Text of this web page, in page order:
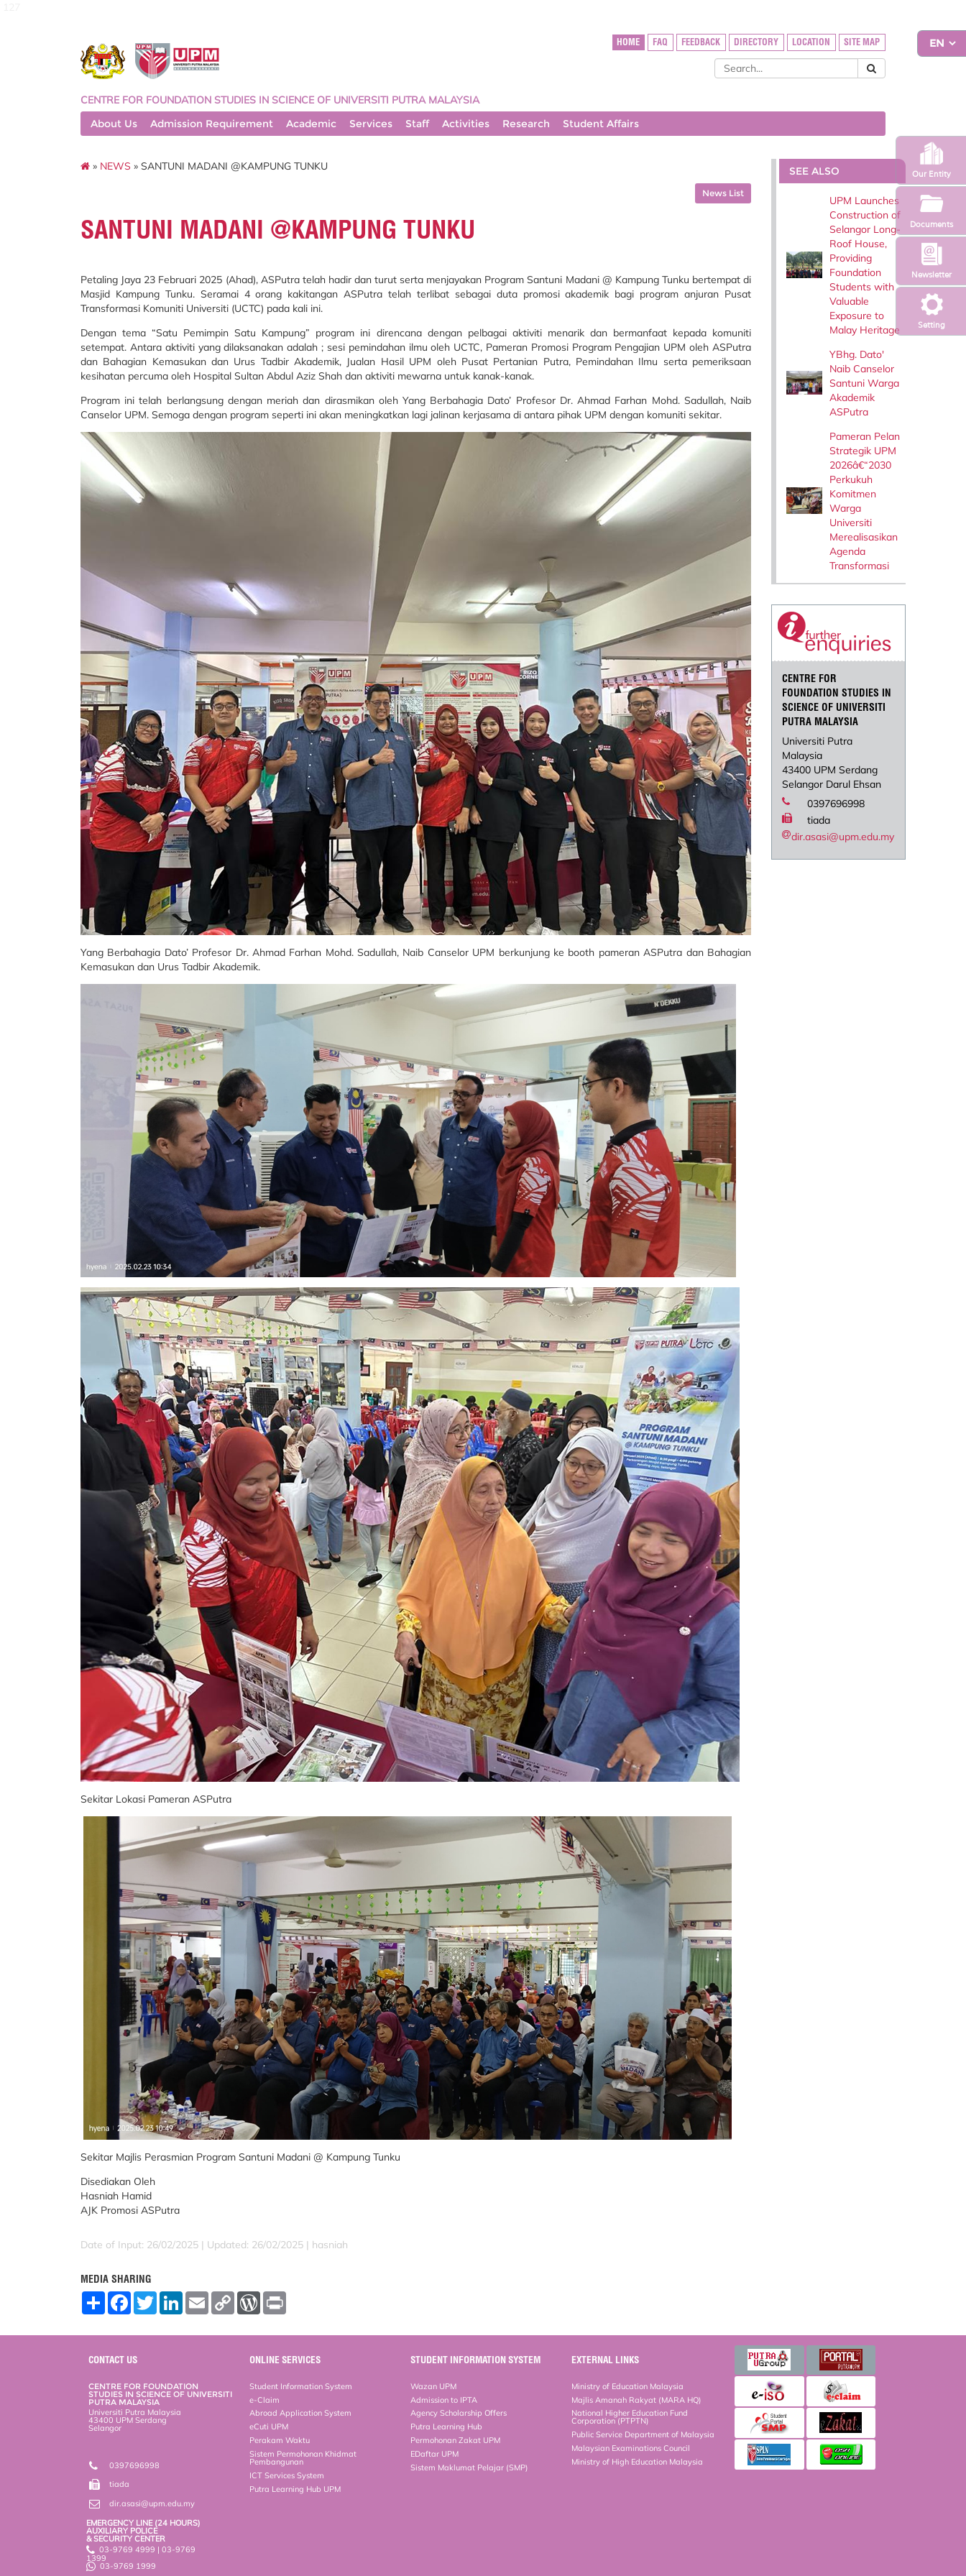
Setting
Newsletter
Our Entity
Documents
HOME FAQ FEEDBACK DIRECTORY LOCATION SITE MAP
CENTRE FOR FOUNDATION STUDIES IN SCIENCE OF UNIVERSITI PUTRA MALAYSIA
About Us
Admission Requirement Academic Services Staff Activities Research Student Affairs
» NEWS » SANTUNI MADANI @KAMPUNG TUNKU
News List
SANTUNI MADANI @KAMPUNG TUNKU
Petaling Jaya 23 Februari 2025 (Ahad), ASPutra telah hadir dan turut serta menjayakan Program Santuni Madani @ Kampung Tunku bertempat di
Masjid Kampung Tunku. Seramai 4 orang kakitangan ASPutra telah terlibat sebagai duta promosi akademik bagi program anjuran Pusat
Transformasi Komuniti Universiti (UCTC) pada kali ini.
Dengan tema “Satu Pemimpin Satu Kampung” program ini direncana dengan pelbagai aktiviti menarik dan bermanfaat kepada komuniti
setempat. Antara aktiviti yang dilaksanakan adalah ; sesi pemindahan ilmu oleh UCTC, Pameran Promosi Program Pengajian UPM oleh ASPutra
dan Bahagian Kemasukan dan Urus Tadbir Akademik, Jualan Hasil UPM oleh Pusat Pertanian Putra, Pemindahan Ilmu serta pemeriksaan
kesihatan percuma oleh Hospital Sultan Abdul Aziz Shah dan aktiviti mewarna untuk kanak-kanak.
Program ini telah berlangsung dengan meriah dan dirasmikan oleh Yang Berbahagia Dato’ Profesor Dr. Ahmad Farhan Mohd. Sadullah, Naib
Canselor UPM. Semoga dengan program seperti ini akan meningkatkan lagi jalinan kerjasama di antara pihak UPM dengan komuniti sekitar.
Yang Berbahagia Dato’ Profesor Dr. Ahmad Farhan Mohd. Sadullah, Naib Canselor UPM berkunjung ke booth pameran ASPutra dan Bahagian
Kemasukan dan Urus Tadbir Akademik.
Sekitar Lokasi Pameran ASPutra
Sekitar Majlis Perasmian Program Santuni Madani @ Kampung Tunku
Disediakan Oleh
Hasniah Hamid
AJK Promosi ASPutra
Date of Input: 26/02/2025 | Updated: 26/02/2025 | hasniah
MEDIA SHARING
S
F
o
o
T
w
L
E
m
C
W
r
e
s
SEE ALSO
UPM Launches
Construction of
Selangor Long-
Roof House,
Providing
Foundation
Students with
Valuable
Exposure to
Malay Heritage
YBhg. Dato'
Naib Canselor
Santuni Warga
Akademik
ASPutra
Pameran Pelan
Strategik UPM
2026â€“2030
Perkukuh
Komitmen
Warga
Universiti
Merealisasikan
Agenda
Transformasi
CENTRE FOR
FOUNDATION STUDIES IN
SCIENCE OF UNIVERSITI
PUTRA MALAYSIA
Universiti Putra
Malaysia
43400 UPM Serdang
Selangor Darul Ehsan
0397696998
tiada
dir.asasi@upm.edu.my
CONTACT US
CENTRE FOR FOUNDATION
STUDIES IN SCIENCE OF UNIVERSITI
PUTRA MALAYSIA
Universiti Putra Malaysia
43400 UPM Serdang
Selangor
0397696998
tiada
dir.asasi@upm.edu.my
EMERGENCY LINE (24 HOURS)
AUXILIARY POLICE
& SECURITY CENTER
03-9769 4999 | 03-9769
1399
03-9769 1999
ONLINE SERVICES
Student Information System
e-Claim
Abroad Application System
eCuti UPM
Perakam Waktu
Sistem Permohonan Khidmat
Pembangunan
ICT Services System
Putra Learning Hub UPM
STUDENT INFORMATION SYSTEM
Wazan UPM
Admission to IPTA
Agency Scholarship Offers
Putra Learning Hub
Permohonan Zakat UPM
EDaftar UPM
Sistem Maklumat Pelajar (SMP)
EXTERNAL LINKS
Ministry of Education Malaysia
Majlis Amanah Rakyat (MARA HQ)
National Higher Education Fund
Corporation (PTPTN)
Public Service Department of Malaysia
Malaysian Examinations Council
Ministry of High Education Malaysia